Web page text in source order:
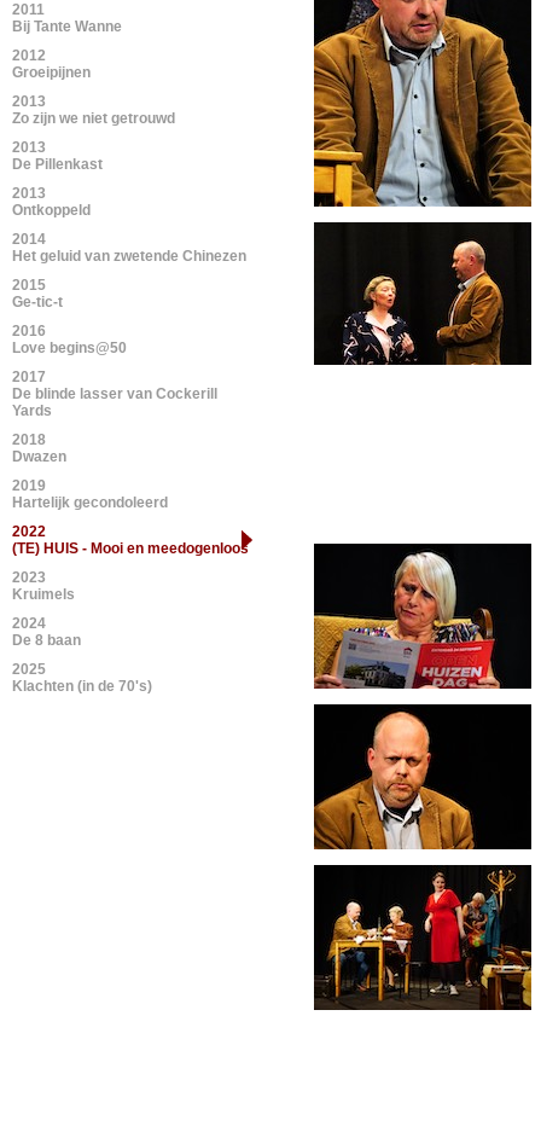
2011
Bij Tante Wanne
2012
Groeipijnen
2013
Zo zijn we niet getrouwd
2013
De Pillenkast
2013
Ontkoppeld
2014
Het geluid van zwetende Chinezen
2015
Ge-tic-t
2016
Love begins@50
2017
De blinde lasser van Cockerill
Yards
2018
Dwazen
2019
Hartelijk gecondoleerd
2022
(TE) HUIS - Mooi en meedogenloos
2023
Kruimels
2024
De 8 baan
2025
Klachten (in de 70's)